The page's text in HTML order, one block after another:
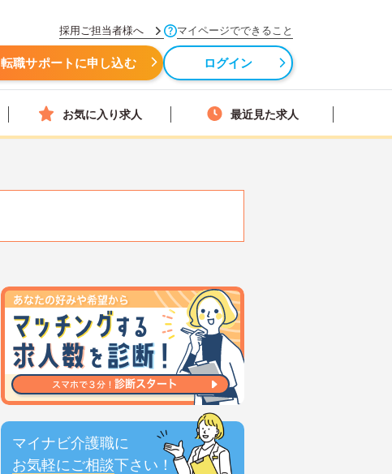
採用ご担当者様へ マイページでできること
転職サポートに申し込む ログイン
お気に入り求人 最近見た求人
マイナビ介護職に
お気軽にご相談下さい！